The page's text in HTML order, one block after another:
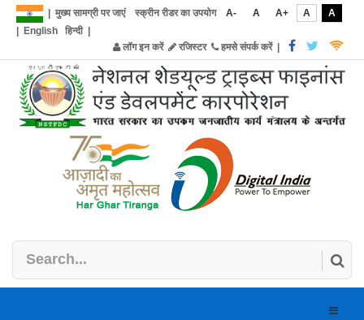
मुख्य सामग्री पर जाएं स्क्रीन रीडर का उपयोग A- A A+ A
A
English हिन्दी|
लॉग इन करें
रजिस्टर हमसे संपर्क करें|
Toggle